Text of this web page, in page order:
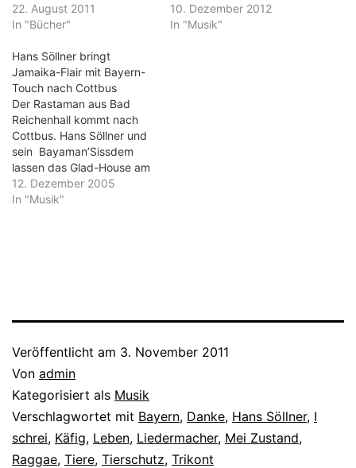
22. August 2011
In "Bücher"
10. Dezember 2012
In "Musik"
Hans Söllner bringt
Jamaika-Flair mit Bayern-
Touch nach Cottbus
Der Rastaman aus Bad
Reichenhall kommt nach
Cottbus. Hans Söllner und
sein Bayaman’Sissdem
lassen das Glad-House am
Dienstag ab 21 Uhr
vibrieren. Söllner ist einer
12. Dezember 2005
In "Musik"
Veröffentlicht am 3. November 2011
Von admin
Kategorisiert als Musik
Verschlagwortet mit Bayern, Danke, Hans Söllner, I
schrei, Käfig, Leben, Liedermacher, Mei Zustand,
Raggae, Tiere, Tierschutz, Trikont